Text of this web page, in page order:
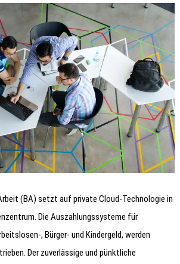
(BA) setzt auf private Cloud-Technologie in
Die Auszahlungssysteme für
, Bürger- und Kindergeld, werden
Der zuverlässige und pünktliche